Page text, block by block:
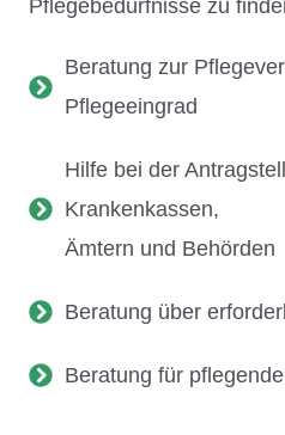
Pflegebedürfnisse zu
Beratung zur
Pflegeeingrad
Hilfe bei der
Krankenkassen,
Ämtern und Behörden
Beratung über
Beratung für